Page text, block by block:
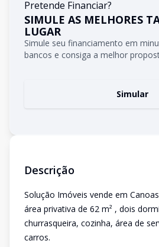
Pretende Financiar?
SIMULE AS MELHORES
LUGAR
Simule seu financiamento em
bancos e consiga a melhor
Simular
Descrição
Solução Imóveis vende em
área privativa de 62 m² , dois
churrasqueira, cozinha, área de
carros.